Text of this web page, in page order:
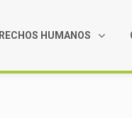
HUMANOS